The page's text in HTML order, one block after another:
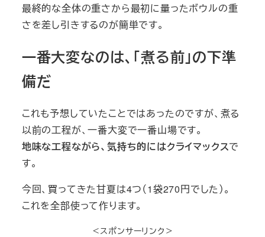
最終的な全体の重さから最初に量ったボウルの重
さを差し引きするのが簡単です。
一番大変なのは、「煮る前」の下準
備だ
これも予想していたことではあったのですが、煮る
以前の工程が、一番大変で一番山場です。
地味な工程ながら、気持ち的にはクライマックスで
す。
今回、買ってきた甘夏は4つ（1袋270円でした）。
これを全部使って作ります。
＜スポンサーリンク＞